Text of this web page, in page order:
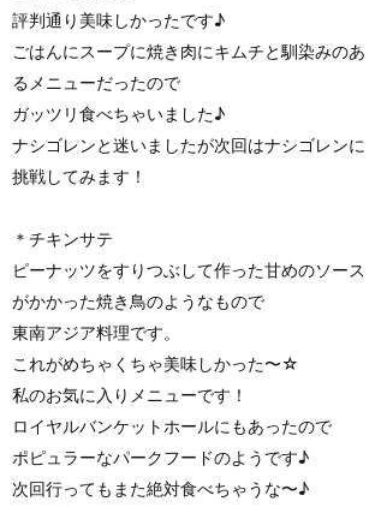
評判通り美味しかったです♪
ごはんにスープに焼き肉にキムチと馴染みのあ
るメニューだったので
ガッツリ食べちゃいました♪
ナシゴレンと迷いましたが次回はナシゴレンに
挑戦してみます！
＊チキンサテ
ピーナッツをすりつぶして作った甘めのソース
がかかった焼き鳥のようなもので
東南アジア料理です。
これがめちゃくちゃ美味しかった〜☆
私のお気に入りメニューです！
ロイヤルバンケットホールにもあったので
ポピュラーなパークフードのようです♪
次回行ってもまた絶対食べちゃうな〜♪